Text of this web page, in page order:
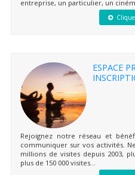
entreprise, un particulier, un
ESPACE
Rejoignez notre réseau et
communiquer sur vos activités.
millions de visites depuis 2003,
plus de 150 000 visites...